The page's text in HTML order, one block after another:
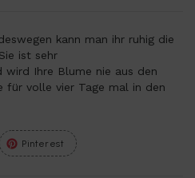
kann man ihr ruhig die
ist sehr
Ihre Blume nie aus den
für volle vier Tage mal in den
Pinterest